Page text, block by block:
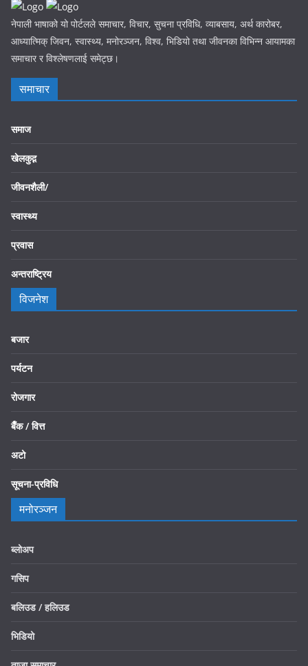
नेपाली भाषाको यो पोर्टलले समाचार, विचार, सुचना प्रविधि, व्याबसाय, अर्थ कारोबर,
आध्यात्मिक् जिवन, स्वास्थ्य, मनोरञ्जन, विश्व, भिडियो तथा जीवनका विभिन्न आयामका
समाचार र विश्लेषणलाई समेट्छ।
समाचार
समाज
खेलकुद़़
जीवनशैली/
स्वास्थ्य
प्रवास
अन्तराष्ट्रिय
विजनेश
बजार
पर्यटन
रोजगार
बैँक / वित्त
अटो
सूचना-प्रविधि
मनोरञ्जन
ब्लोअप
गसिप
बलिउड / हलिउड
भिडियो